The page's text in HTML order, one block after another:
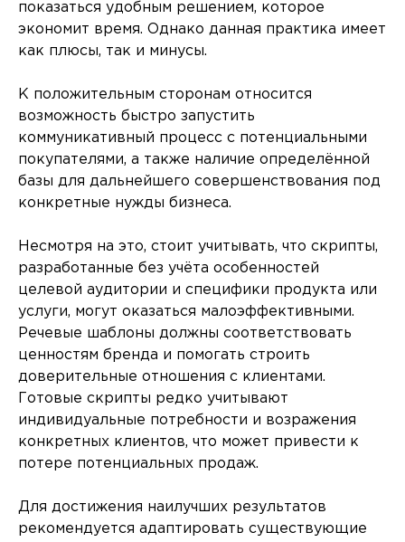
показаться удобным решением, которое
экономит время. Однако данная практика имеет
как плюсы, так и минусы.
К положительным сторонам относится
возможность быстро запустить
коммуникативный процесс с потенциальными
покупателями, а также наличие определённой
базы для дальнейшего совершенствования под
конкретные нужды бизнеса.
Несмотря на это, стоит учитывать, что скрипты,
разработанные без учёта особенностей
целевой аудитории и специфики продукта или
услуги, могут оказаться малоэффективными.
Речевые шаблоны должны соответствовать
ценностям бренда и помогать строить
доверительные отношения с клиентами.
Готовые скрипты редко учитывают
индивидуальные потребности и возражения
конкретных клиентов, что может привести к
потере потенциальных продаж.
Для достижения наилучших результатов
рекомендуется адаптировать существующие